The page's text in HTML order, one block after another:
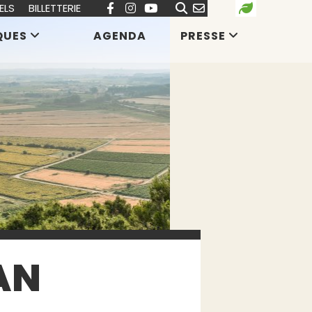
AGENDA PRESSE
BILLETTERIE